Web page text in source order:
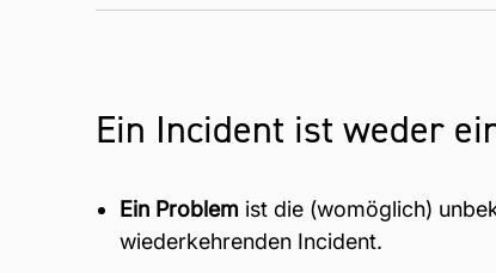
Ein Incident ist weder
Ein Problem ist die (womöglich)
wiederkehrenden Incident.